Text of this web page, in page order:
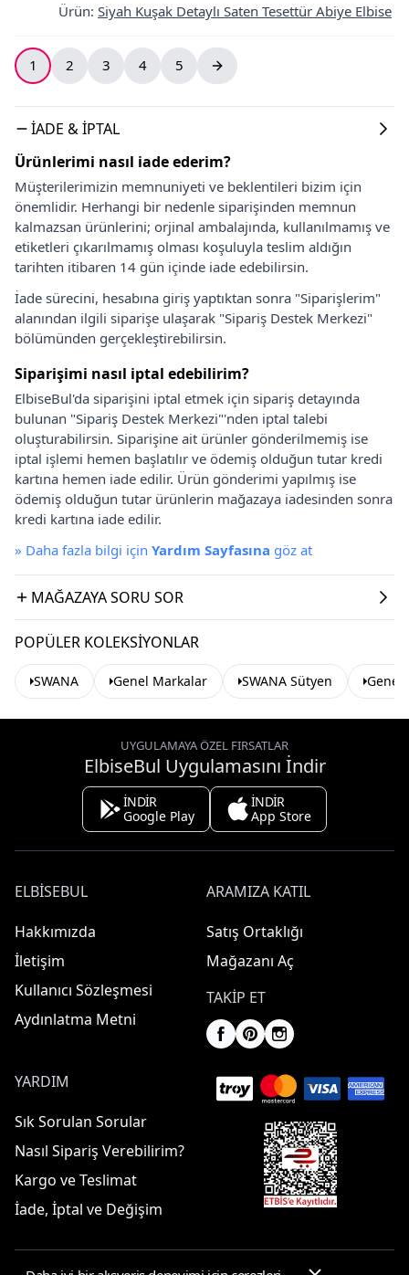
Ürün: Siyah Kuşak Detaylı Saten Tesettür Abiye Elbise
1 2 3 4 5
İADE & İPTAL
Ürünlerimi nasıl iade ederim?
Müşterilerimizin memnuniyeti ve beklentileri bizim için
önemlidir. Herhangi bir nedenle siparişinden memnun
kalmazsan ürünlerini; orjinal ambalajında, kullanılmamış ve
etiketleri çıkarılmamış olması koşuluyla teslim aldığın
tarihten itibaren 14 gün içinde iade edebilirsin.
İade sürecini, hesabına giriş yaptıktan sonra "Siparişlerim"
alanından ilgili siparişe ulaşarak "Sipariş Destek Merkezi"
bölümünden gerçekleştirebilirsin.
Siparişimi nasıl iptal edebilirim?
ElbiseBul'da siparişini iptal etmek için sipariş detayında
bulunan "Sipariş Destek Merkezi"'nden iptal talebi
oluşturabilirsin. Siparişine ait ürünler gönderilmemiş ise
iptal işlemi hemen başlatılır ve ödemiş olduğun tutar kredi
kartına hemen iade edilir. Ürün gönderimi yapılmış ise
ödemiş olduğun tutar ürünlerin mağazaya iadesinden sonra
kredi kartına iade edilir.
» Daha fazla bilgi için Yardım Sayfasına göz at
MAĞAZAYA SORU SOR
POPÜLER KOLEKSIYONLAR
SWANA Genel Markalar SWANA Sütyen Genel
UYGULAMAYA ÖZEL FIRSATLAR
ElbiseBul Uygulamasını İndir
İNDİR
Google Play
İNDİR
App Store
ELBISEBUL
Hakkımızda
İletişim
Kullanıcı Sözleşmesi
Aydınlatma Metni
ARAMIZA KATIL
Satış Ortaklığı
Mağazanı Aç
TAKIP ET
YARDIM
Sık Sorulan Sorular
Nasıl Sipariş Verebilirim?
Kargo ve Teslimat
İade, İptal ve Değişim